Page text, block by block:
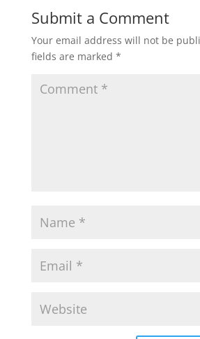
Submit a Comment
Your email address will not be
fields are marked *